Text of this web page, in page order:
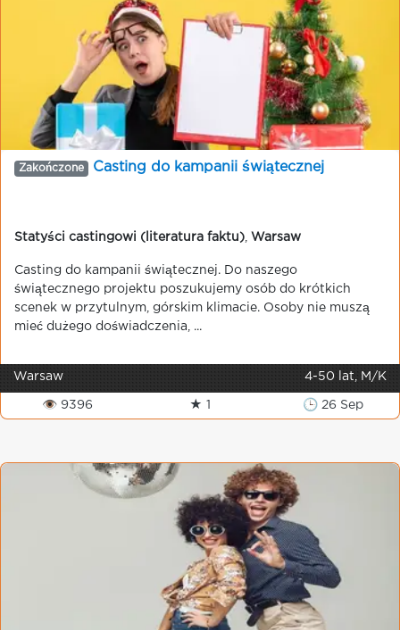
Zakończone Casting do kampanii świątecznej
Statyści castingowi (literatura faktu) Warsaw
Casting do kampanii świątecznej. Do naszego
świątecznego projektu poszukujemy osób do krótkich
scenek w przytulnym, górskim klimacie. Osoby nie muszą
mieć dużego doświadczenia, ...
Warsaw 4-50 lat, M/K
👁 9396 ★ 1 🕒 26 Sep